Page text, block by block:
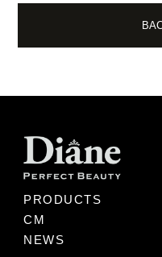
PRODUCTS
CM
NEWS